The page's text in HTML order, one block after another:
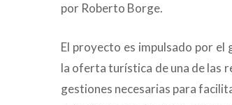
por Roberto Borge.
El proyecto es impulsado por el
la oferta turística de una de las
gestiones necesarias para